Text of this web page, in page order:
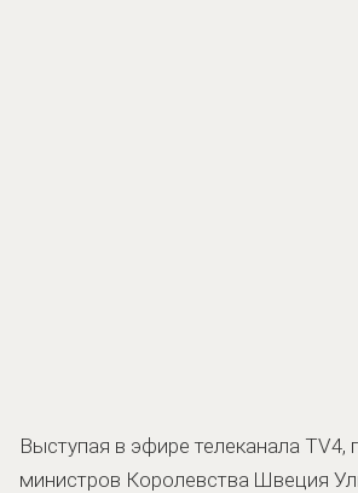
Выступая в эфире телеканала TV4,
министров Королевства Швеция